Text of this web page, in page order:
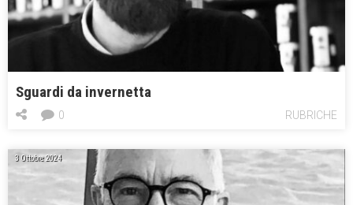
Sguardi da invernetta
RUBRICHE
0
3 Ottobre 2024